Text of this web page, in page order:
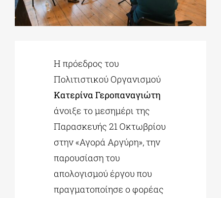
ΕΚΠΑΙΔΕΥΤΙΚΑ ΙΔΡΥΜΑΤΑ
ΠΟΛΙΤΙΣΤΙΚΟΙ ΦΟΡΕΙΣ
Η πρόεδρος του
Πολιτιστικού Οργανισμού
Κατερίνα Γεροπαναγιώτη
άνοιξε το μεσημέρι της
Παρασκευής 21 Οκτωβρίου
στην «Αγορά Αργύρη», την
παρουσίαση του
απολογισμού έργου που
πραγματοποίησε ο φορέας